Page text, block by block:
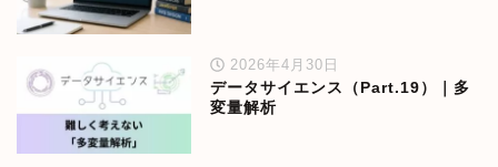
2026年4月30日
データサイエンス（Part.19）｜多
変量解析